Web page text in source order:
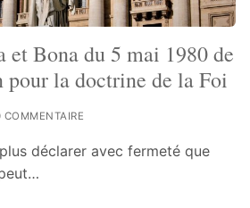
Bona du 5 mai 1980 de
pour la doctrine de la Foi
COMMENTAIRE
déclarer avec fermeté que